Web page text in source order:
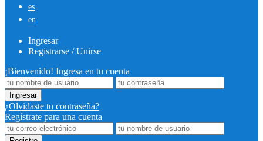
es
en
Ingresar
Registrarse / Unirse
¡Bienvenido! Ingresa en tu cuenta
¿Olvidaste tu contraseña?
Regístrate para una cuenta